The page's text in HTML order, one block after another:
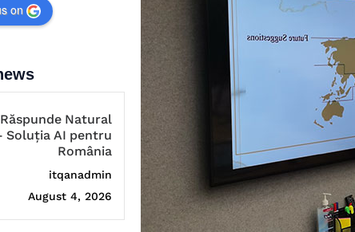
on
Natural
Soluția AI pentru
România
itqanadmin
August 4, 2026